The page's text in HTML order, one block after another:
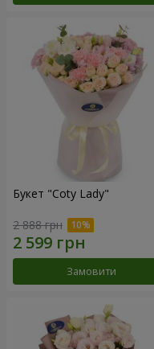
Букет "Coty Lady"
2 888 грн
Замовити